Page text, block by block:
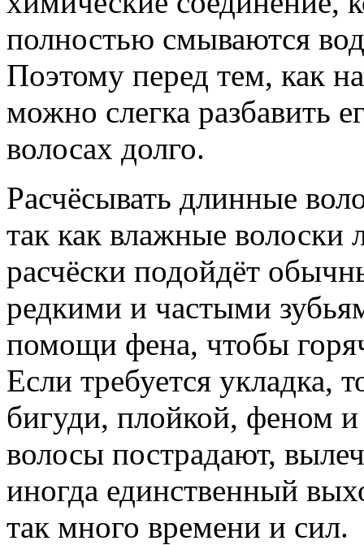
полностью смываются
Поэтому перед тем, как
можно слегка разбавить
волосах долго.
Расчёсывать длинные
так как влажные волоски
расчёски подойдёт
редкими и частыми
помощи фена, чтобы
Если требуется укладка,
бигуди, плойкой, феном
волосы пострадают,
иногда единственный
так много времени и сил.